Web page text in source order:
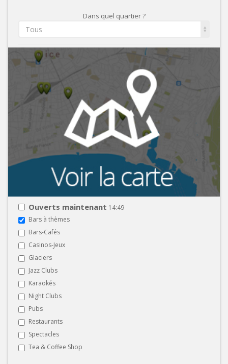
Dans quel quartier ?
Tous
Ouverts maintenant 14:49
Bars à thèmes
Bars-Cafés
Casinos-Jeux
Glaciers
Jazz Clubs
Karaokés
Night Clubs
Pubs
Restaurants
Spectacles
Tea & Coffee Shop